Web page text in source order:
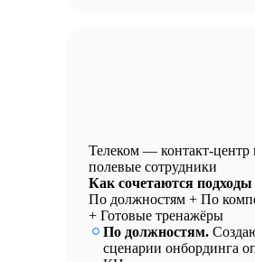
Телеком — контакт-центр
полевые сотрудники
Как сочетаются подходы
По должностям + По
+ Готовые тренажёры
По должностям.
сценарии онбординга